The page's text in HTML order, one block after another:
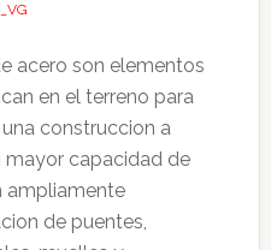
acero son elementos
en el terreno para
construccion a
capacidad de
ampliamente
de puentes,